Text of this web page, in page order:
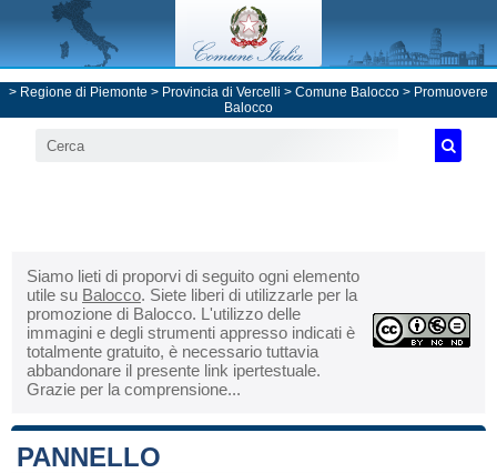
> Regione di Piemonte > Provincia di Vercelli > Comune Balocco > Promuovere
Balocco
Siamo lieti di proporvi di seguito ogni elemento
utile su Balocco. Siete liberi di utilizzarle per la
promozione di Balocco. L'utilizzo delle
immagini e degli strumenti appresso indicati è
totalmente gratuito, è necessario tuttavia
abbandonare il presente link ipertestuale.
Grazie per la comprensione...
PANNELLO